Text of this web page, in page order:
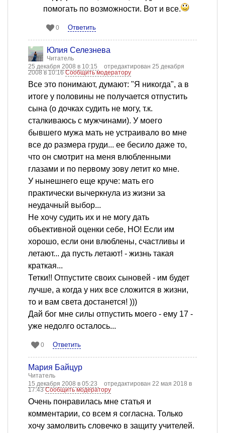
помогать по возможности. Вот и все.
0 Ответить
Юлия Селезнева
Читатель
25 декабря 2008 в 10:15
отредактирован 25 декабря
2008 в 10:16Сообщить модератору
Все это понимают, думают: "Я никогда", а в
итоге у половины не получается отпустить
сына (о дочках судить не могу, т.к.
сталкиваюсь с мужчинами). У моего
бывшего мужа мать не устраивало во мне
все до размера груди... ее бесило даже то,
что он смотрит на меня влюбленными
глазами и по первому зову летит ко мне.
У нынешнего еще круче: мать его
практически вычеркнула из жизни за
неудачный выбор...
Не хочу судить их и не могу дать
объективной оценки себе, НО! Если им
хорошо, если они влюблены, счастливы и
летают... да пусть летают! - жизнь такая
краткая...
Тетки!! Отпустите своих сыновей - им будет
лучше, а когда у них все сложится в жизни,
то и вам света достанется! )))
Дай бог мне силы отпустить моего - ему 17 -
уже недолго осталось...
0 Ответить
Мария Байцур
Читатель
15 декабря 2008 в 05:23
отредактирован 22 мая 2018 в
17:43Сообщить модератору
Очень понравилась мне статья и
комментарии, со всем я согласна. Только
хочу замолвить словечко в защиту учителей.